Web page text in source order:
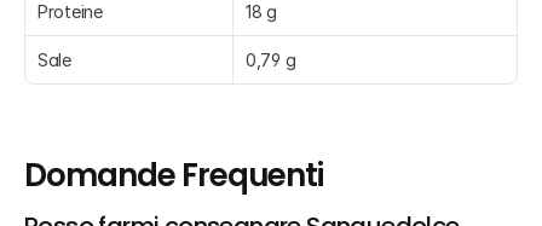
Proteine 18 g
Sale 0,79 g
Domande Frequenti